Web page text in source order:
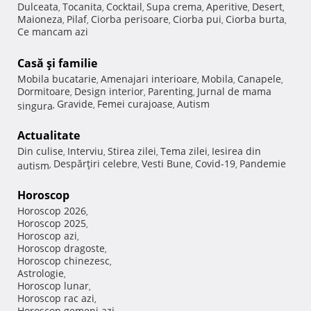
Dulceata, Tocanita, Cocktail, Supa crema, Aperitive, Desert,
Maioneza, Pilaf, Ciorba perisoare, Ciorba pui, Ciorba burta,
Ce mancam azi
Casă şi familie
Mobila bucatarie, Amenajari interioare, Mobila, Canapele,
Dormitoare, Design interior, Parenting, Jurnal de mama
singura, Gravide, Femei curajoase, Autism
Actualitate
Din culise, Interviu, Stirea zilei, Tema zilei, Iesirea din
autism, Despărţiri celebre, Vesti Bune, Covid-19, Pandemie
Horoscop
Horoscop 2026,
Horoscop 2025,
Horoscop azi,
Horoscop dragoste,
Horoscop chinezesc,
Astrologie,
Horoscop lunar,
Horoscop rac azi,